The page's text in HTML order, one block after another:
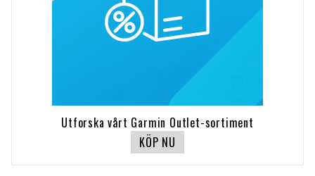
Utforska vårt Garmin Outlet-sortiment
KÖP NU